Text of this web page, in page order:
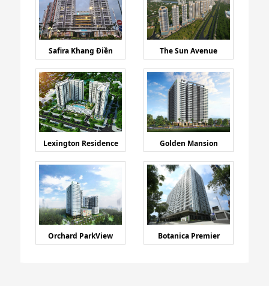
Safira Khang Điền The Sun Avenue
Lexington Residence Golden Mansion
Orchard ParkView Botanica Premier